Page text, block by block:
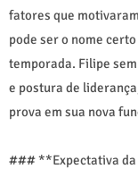
fatores que
pode ser o nome
temporada. Filipe
e postura de
prova em sua nova
### **Expectativa